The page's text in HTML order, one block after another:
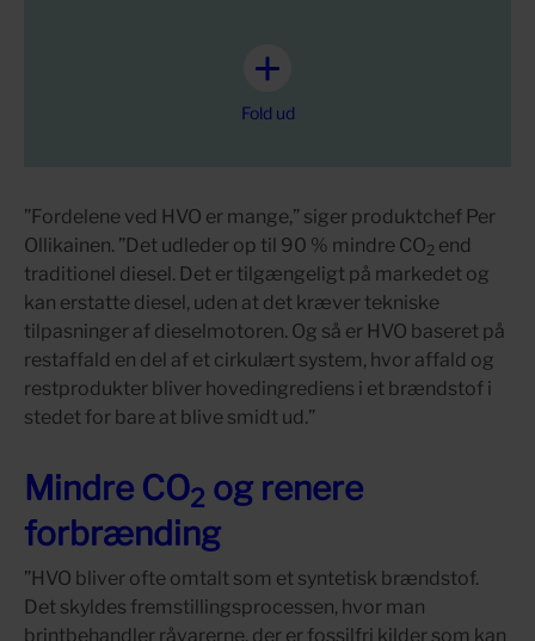
har kun én faremærkning, hvor diesel har
udleder færre partikler og NOx, så både
mindre.
Fold ud
”Fordelene ved HVO er mange,” siger produktchef Per
Ollikainen. ”Det udleder op til 90 % mindre CO2 end
traditionel diesel. Det er tilgængeligt på markedet og
kan erstatte diesel, uden at det kræver tekniske
tilpasninger af dieselmotoren. Og så er HVO baseret på
restaffald en del af et cirkulært system, hvor affald og
restprodukter bliver hovedingrediens i et brændstof i
stedet for bare at blive smidt ud.”
Mindre CO2 og renere
forbrænding
”HVO bliver ofte omtalt som et syntetisk brændstof.
Det skyldes fremstillingsprocessen, hvor man
brintbehandler råvarerne, der er fossilfri kilder som kan